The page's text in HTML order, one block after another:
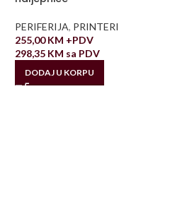
PERIFERIJA, PRINTERI
255,00KM +PDV
298,35 KM sa PDV
DODAJ U KORPU